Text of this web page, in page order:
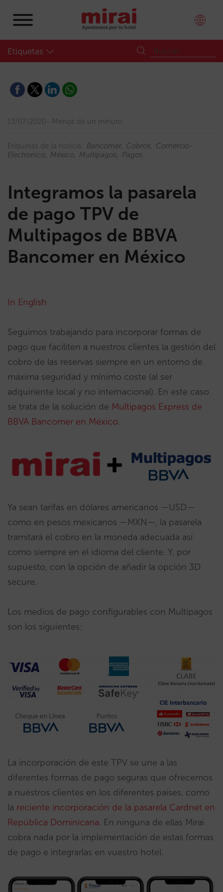
Etiquetas
13/07/2020 Menos de un minuto
Etiquetas de la noticia: Bancomer Cobros
Comercio-
Electronico
México Multipagos Pagos
Integramos la pasarela
de pago TPV de
Multipagos de BBVA
Bancomer en México
In English
Seguimos trabajando para incorporar formas de
pago que faciliten a nuestros clientes la gestión del
cobro de las reservas siempre en un entorno de
máxima seguridad y mínimo coste (al ser
adquiriente local y no internacional). En este caso
se trata de la solución de Multipagos Express de
BBVA Bancomer en México.
Ya sean tarifas en dólares americanos —USD—
como en pesos mexicanos —MXN—, la pasarela
tramitará el cobro en la moneda adecuada así
como siempre en el idioma del cliente. Y, por
supuesto, con la opción de añadir la opción 3D
secure.
Los medios de pago configurables con Multipagos
son los siguientes:
La incorporación de este TPV se une a las
diferentes formas de pago seguras que ofrecemos
a nuestros clientes en los diferentes países, como
la reciente incorporación de la pasarela Cardnet en
República Dominicana. En ninguna de ellas Mirai
cobra nada por la implementación de estas formas
de pago e integrarlas en vuestro hotel.